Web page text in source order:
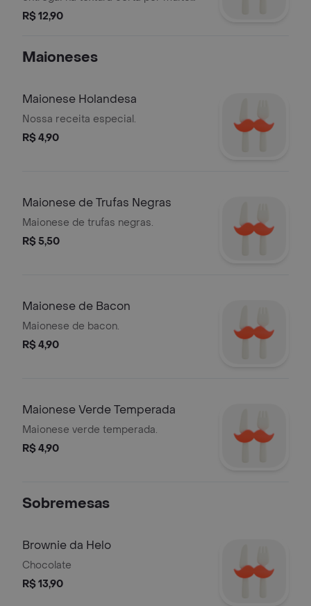
mais tempo.
R$ 12,90
Maioneses
Maionese Holandesa
Nossa receita especial.
R$ 4,90
Maionese de Trufas Negras
Maionese de trufas negras.
R$ 5,50
Maionese de Bacon
Maionese de bacon.
R$ 4,90
Maionese Verde Temperada
Maionese verde temperada.
R$ 4,90
Sobremesas
Brownie da Helo
Chocolate
R$ 13,90